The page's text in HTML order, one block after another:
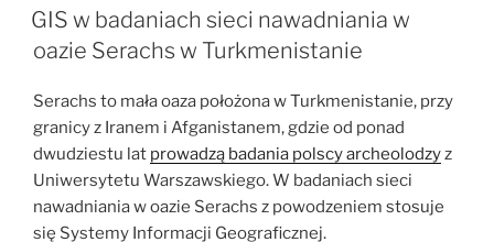
W
GIS w badaniach sieci nawadniania w
oazie Serachs w Turkmenistanie
Serachs to mała oaza położona w Turkmenistanie, przy
granicy z Iranem i Afganistanem, gdzie od ponad
dwudziestu lat prowadzą badania polscy archeolodzyz
Uniwersytetu Warszawskiego. W badaniach sieci
nawadniania w oazie Serachs z powodzeniem stosuje
się Systemy Informacji Geograficznej.